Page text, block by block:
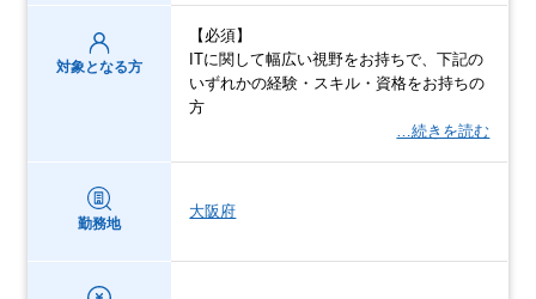
対象となる方
【必須】
ITに関して幅広い視野をお持ちで、下記の
いずれかの経験・スキル・資格をお持ちの
方
…続きを読む
勤務地
大阪府